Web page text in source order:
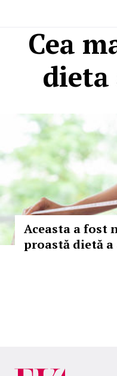
Cea
Aceasta a fost
proastă dietă a